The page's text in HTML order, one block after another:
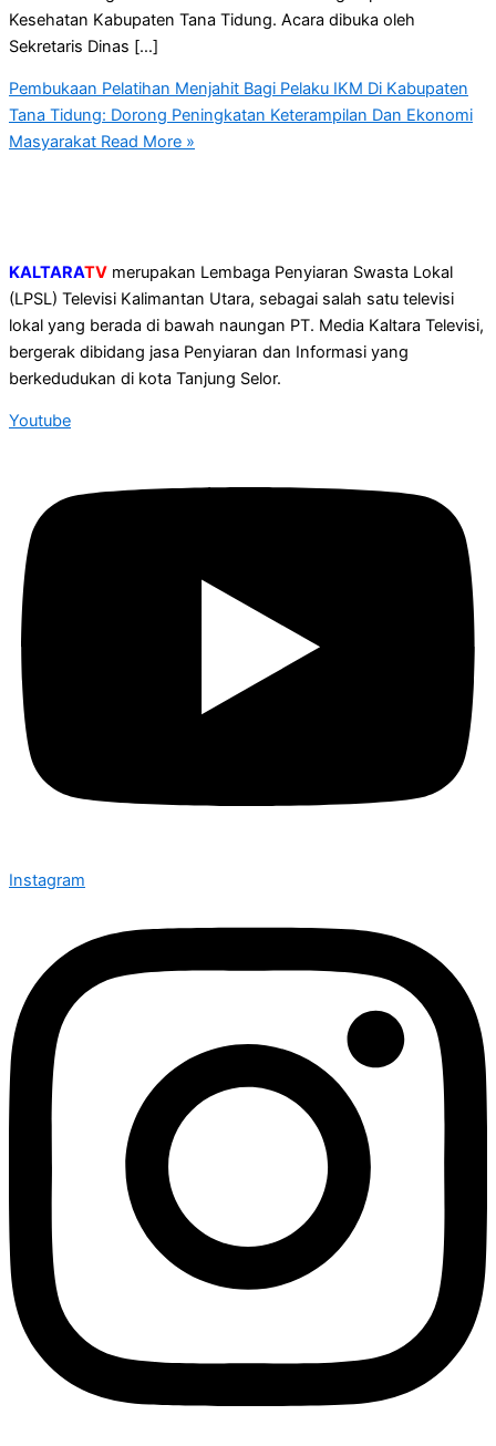
Kesehatan Kabupaten Tana Tidung. Acara dibuka oleh
Sekretaris Dinas […]
Pembukaan Pelatihan Menjahit Bagi Pelaku IKM Di Kabupaten
Tana Tidung: Dorong Peningkatan Keterampilan Dan Ekonomi
Masyarakat Read More »
KALTARATV merupakan Lembaga Penyiaran Swasta Lokal
(LPSL) Televisi Kalimantan Utara, sebagai salah satu televisi
lokal yang berada di bawah naungan PT. Media Kaltara Televisi,
bergerak dibidang jasa Penyiaran dan Informasi yang
berkedudukan di kota Tanjung Selor.
Youtube
Instagram